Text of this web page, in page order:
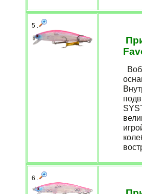
5 .
6 .